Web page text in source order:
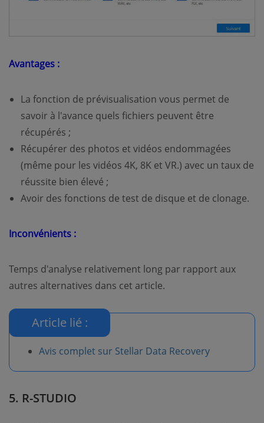
Avantages :
La fonction de prévisualisation vous permet de
savoir à l'avance quels fichiers peuvent être
récupérés ;
Récupérer des photos et vidéos endommagées
(même pour les vidéos 4K, 8K et VR.) avec un taux de
réussite bien élevé ;
Avoir des fonctions de test de disque et de clonage.
Inconvénients :
Temps d'analyse relativement long par rapport aux
autres alternatives dans cet article.
Article lié :
Avis complet sur Stellar Data Recovery
5. R-STUDIO